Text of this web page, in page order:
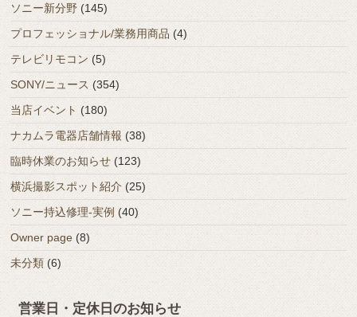
ソニー新分野 (145)
プロフェッショナル/業務用商品 (4)
テレビリモコン (5)
SONY/ニュース (354)
当店イベント (180)
ナカムラ電器店舗情報 (38)
臨時休業のお知らせ (123)
横浜撮影スポット紹介 (25)
ソニー持込修理-実例 (40)
Owner page (8)
未分類 (6)
営業日・定休日のお知らせ